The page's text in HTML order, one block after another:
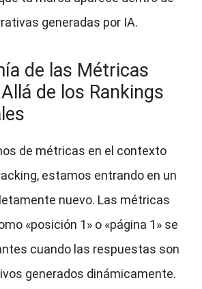
generadas por IA.
de las Métricas
de los Rankings
de métricas en el contexto
estamos entrando en un
nuevo. Las métricas
«posición 1» o «página 1» se
cuando las respuestas son
generados dinámicamente.